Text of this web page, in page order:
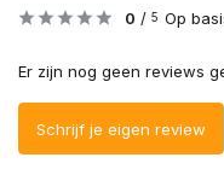
0 / 5 Op
Er zijn nog geen reviews
Schrijf je eigen review